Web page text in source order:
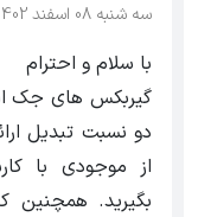
سه شنبه 08 اسفند 1402
با سلام و احترام
گیربکس های جک
دو نسبت تبدیل
از موجودی با
بگیرید. همچنین